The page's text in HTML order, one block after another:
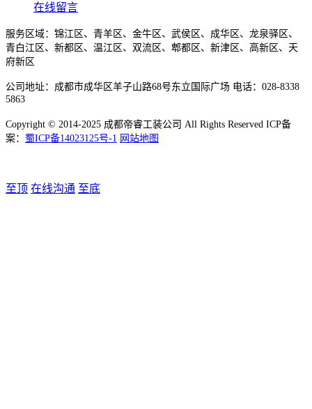
在线留言
服务区域：锦江区、青羊区、金牛区、武侯区、成华区、龙泉驿区、
青白江区、新都区、温江区、双流区、郫都区、新津区、高新区、天
府新区
公司地址：成都市成华区羊子山路68号东立国际广场 电话：028-8338
5863
Copyright © 2014-2025 成都帝睿工装公司 All Rights Reserved ICP备
案： 蜀ICP备14023125号-1 网站地图
至顶 在线沟通 至底